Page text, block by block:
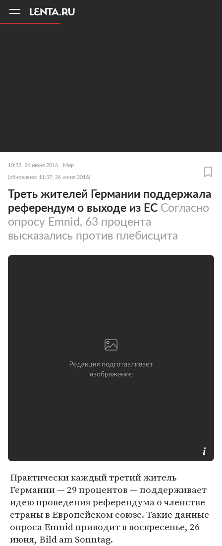
10:33, 26 июня 2016 Мир
(обновлено: 11:37, 26 июня 2016)
Треть жителей Германии поддержала
референдум о выходе из ЕС Согласно
опросу Emnid, 63 процента
высказались против плебисцита
Практически каждый третий житель
Германии — 29 процентов — поддерживает
идею проведения референдума о членстве
страны в Европейском союзе. Такие данные
опроса Emnid приводит в воскресенье, 26
июня, Bild am Sonntag.